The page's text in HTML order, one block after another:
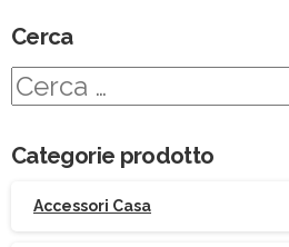
Cerca
Ricerca
Categorie prodotto
Accessori Casa